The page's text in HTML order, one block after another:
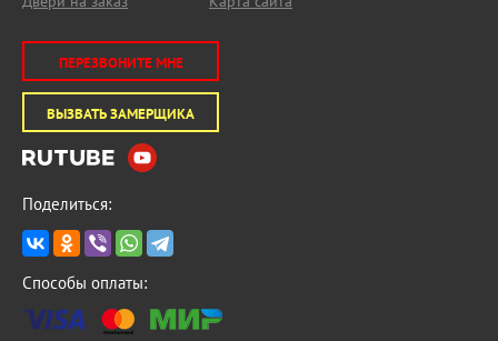
ПЕРЕЗВОНИТЕ МНЕ
ВЫЗВАТЬ ЗАМЕРЩИКА
Поделиться:
Способы оплаты: